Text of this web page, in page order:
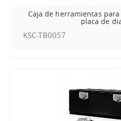
Caja de herramientas
placa de
KSC-TB0057